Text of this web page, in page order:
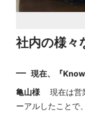
社内の様
現在、『
亀山様
現在は営
ーアルしたことで